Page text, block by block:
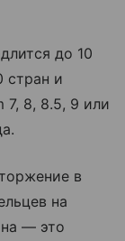
до 10
стран и
7, 8, 8.5, 9 или
в
на
— это